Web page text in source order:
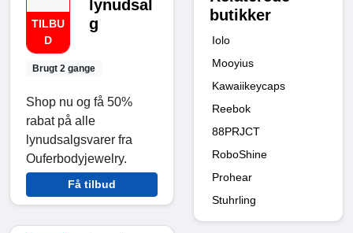
TILBU
D
Brugt 2 gange
lynudsal
g
Shop nu og få 50%
rabat på alle
lynudsalgsvarer fra
Ouferbodyjewelry.
Få tilbud
butikker
Iolo
Mooyius
Kawaiikeycaps
Reebok
88PRJCT
RoboShine
Prohear
Stuhrling